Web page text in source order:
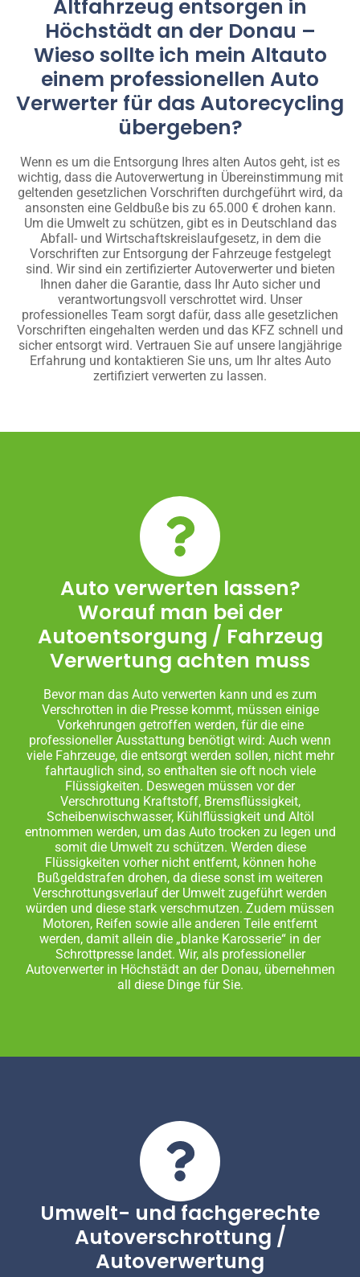
Altfahrzeug entsorgen in
Höchstädt an der Donau –
Wieso sollte ich mein Altauto
einem professionellen Auto
Verwerter für das Autorecycling
übergeben?
Wenn es um die Entsorgung Ihres alten Autos geht, ist es
wichtig, dass die Autoverwertung in Übereinstimmung mit
geltenden gesetzlichen Vorschriften durchgeführt wird, da
ansonsten eine Geldbuße bis zu 65.000 € drohen kann.
Um die Umwelt zu schützen, gibt es in Deutschland das
Abfall- und Wirtschaftskreislaufgesetz, in dem die
Vorschriften zur Entsorgung der Fahrzeuge festgelegt
sind. Wir sind ein zertifizierter Autoverwerter und bieten
Ihnen daher die Garantie, dass Ihr Auto sicher und
verantwortungsvoll verschrottet wird. Unser
professionelles Team sorgt dafür, dass alle gesetzlichen
Vorschriften eingehalten werden und das KFZ schnell und
sicher entsorgt wird. Vertrauen Sie auf unsere langjährige
Erfahrung und kontaktieren Sie uns, um Ihr altes Auto
zertifiziert verwerten zu lassen.
Auto verwerten lassen?
Worauf man bei der
Autoentsorgung / Fahrzeug
Verwertung achten muss
Bevor man das Auto verwerten kann und es zum
Verschrotten in die Presse kommt, müssen einige
Vorkehrungen getroffen werden, für die eine
professioneller Ausstattung benötigt wird: Auch wenn
viele Fahrzeuge, die entsorgt werden sollen, nicht mehr
fahrtauglich sind, so enthalten sie oft noch viele
Flüssigkeiten. Deswegen müssen vor der
Verschrottung Kraftstoff, Bremsflüssigkeit,
Scheibenwischwasser, Kühlflüssigkeit und Altöl
entnommen werden, um das Auto trocken zu legen und
somit die Umwelt zu schützen. Werden diese
Flüssigkeiten vorher nicht entfernt, können hohe
Bußgeldstrafen drohen, da diese sonst im weiteren
Verschrottungsverlauf der Umwelt zugeführt werden
würden und diese stark verschmutzen. Zudem müssen
Motoren, Reifen sowie alle anderen Teile entfernt
werden, damit allein die „blanke Karosserie“ in der
Schrottpresse landet. Wir, als professioneller
Autoverwerter in Höchstädt an der Donau, übernehmen
all diese Dinge für Sie.
Umwelt- und fachgerechte
Autoverschrottung /
Autoverwertung